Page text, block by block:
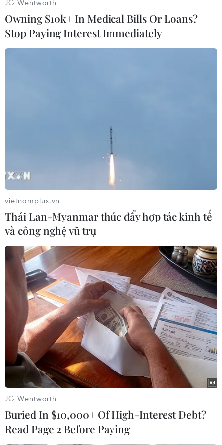
thay vì đi xe buýt cùng các đồng đội.
#Cristiano Ronaldo
#Tuyển Bồ Đào Nha
#Người hâm mộ
#Ngại ngùng
#World Cup 2014
#Thất bại
JG Wentworth
Owning $10k+ In Medical Bills Or Loans?
Stop Paying Interest Immediately
vietnamplus.vn
Thái Lan-Myanmar thúc đẩy hợp tác kinh tế
và công nghệ vũ trụ
JG Wentworth
Buried In $10,000+ Of High-Interest Debt?
Read Page 2 Before Paying